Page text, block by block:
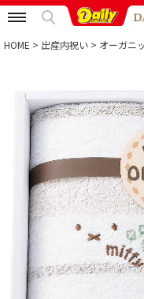
予算から選ぶ
カテゴリから選ぶ
贈る相手から選ぶ
HOME 出産内祝い オーガニ